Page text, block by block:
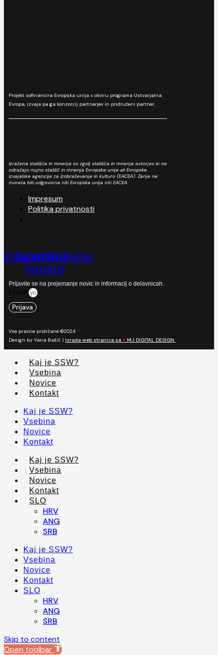
Projekt sofinancira Evropska unija v okviru programa Ustvarjalna
Evropa, izvaja pa ga konzorcij partnerjev in pridruženi partner.
Izražena stališča in mnenja so zgolj stališča in mnenja avtorjev in ne
odražajo nujno stališč in mnenja Evropske unije ali Evropske
izvajalske agencije za izobraževanje in kulturo (EACEA). Zanje ne
moreta biti odgovorna niti Evropska unija niti EACEA.
Impresum
Politika privatnosti
Facebook-
square
Youtube
Prijavite se na prejemanje novic in informacij o delavnicah.
Prijava
Vse pravice pridržane ©2024
Design by Vana Bašić | Izrada web stranica sa ♥ MJ DIGITAL DESIGN
Kaj je SSW?
Vsebina
Novice
Kontakt
Kaj je SSW?
Vsebina
Novice
Kontakt
Kaj je SSW?
Vsebina
Novice
Kontakt
SLO
HRV
ANG
SRB
Kaj je SSW?
Vsebina
Novice
Kontakt
SLO
HRV
ANG
SRB
Skip to content
Open toolbar